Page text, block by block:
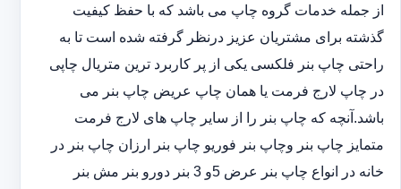
از جمله خدمات گروه چاپ می باشد که با حفظ کیفیت
گذشته برای مشتریان عزیز درنظر گرفته شده است تا به
راحتی چاپ بنر فلکسی یکی از پر کاربرد ترین متریال چاپی
در چاپ لارج فرمت یا همان چاپ عریض چاپ بنر می
باشد.آنچه که چاپ بنر را از سایر چاپ های لارج فرمت
متمایز چاپ بنر وچاپ بنر فوریو چاپ بنر ارزان چاپ بنر در
خانه در انواع چاپ بنر عرض 5و 3 بنر دورو بنر مش بنر